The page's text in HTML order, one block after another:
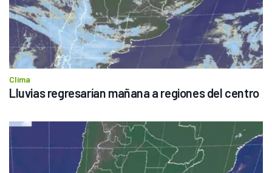
Clima
Lluvias regresarían mañana a regiones del centro